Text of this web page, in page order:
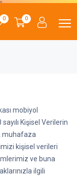
0 0
mobiyol
Kişisel Verilerin
muhafaza
kişisel verileri
ve buna
ilgili